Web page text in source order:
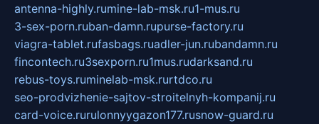
antenna-highly.rumine-lab-msk.ru1-mus.ru
3-sex-porn.ruban-damn.rupurse-factory.ru
viagra-tablet.rufasbags.ruadler-jun.rubandamn.ru
fincontech.ru3sexporn.ru1mus.rudarksand.ru
rebus-toys.ruminelab-msk.rurtdco.ru
seo-prodvizhenie-sajtov-stroitelnyh-kompanij.ru
card-voice.rurulonnyygazon177.rusnow-guard.ru